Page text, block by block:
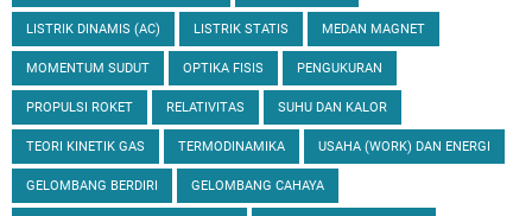
LISTRIK DINAMIS (AC) LISTRIK STATIS MEDAN MAGNET
MOMENTUM SUDUT OPTIKA FISIS PENGUKURAN
PROPULSI ROKET RELATIVITAS SUHU DAN KALOR
TEORI KINETIK GAS TERMODINAMIKA USAHA (WORK) DAN ENERGI
GELOMBANG BERDIRI GELOMBANG CAHAYA